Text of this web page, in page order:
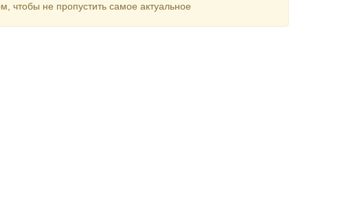
чтобы не пропустить самое актуальное